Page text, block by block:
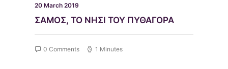
20 March 2019
ΣΑΜΟΣ, ΤΟ ΝΗΣΙ ΤΟΥ ΠΥΘΑΓΟΡΑ
0 Comments 1 Minutes